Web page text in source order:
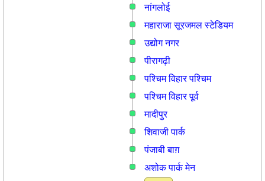
नांगलोई
महाराजा सूरजमल स्टेडियम
उद्योग नगर
पीरागढ़ी
पश्चिम विहार पश्चिम
पश्चिम विहार पूर्व
मादीपुर
शिवाजी पार्क
पंजाबी बाग़
अशोक पार्क मेन